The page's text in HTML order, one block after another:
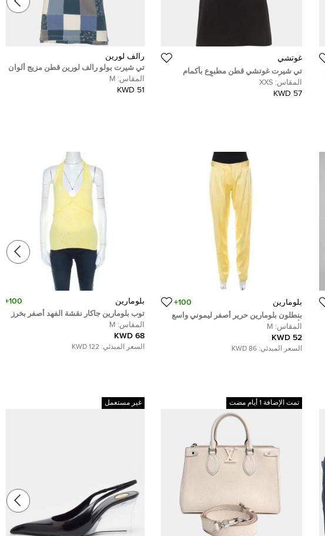
غوتشي
تي شيرت غوتشي قطن مطبوع بأكمام
قصيرة أسود مقاس صغير جداً (اكس اكس
سمول)
المقاس: XXS
57 KWD
رالف لورين
تي شيرت بولو رالف لورين قطن مزيج ألوان
بيكيه شيك سليم فيت مقاس متوسط
المقاس: M
51 KWD
بلومارين 100+
بنطلون بلومارين حرير أصفر ليموني واسع
بأرجل ضيقة M
المقاس: M
52 KWD
السعر المبدئي: 86 KWD
بلومارين 100+
توب بلومارين جاكار نقشة الفهد أصفر بخرز
مزخرف ظهر مكشوف M
المقاس: M
68 KWD
السعر المبدئي: 122 KWD
تمت الإضافة 1 أيام مضت غير مستعمل